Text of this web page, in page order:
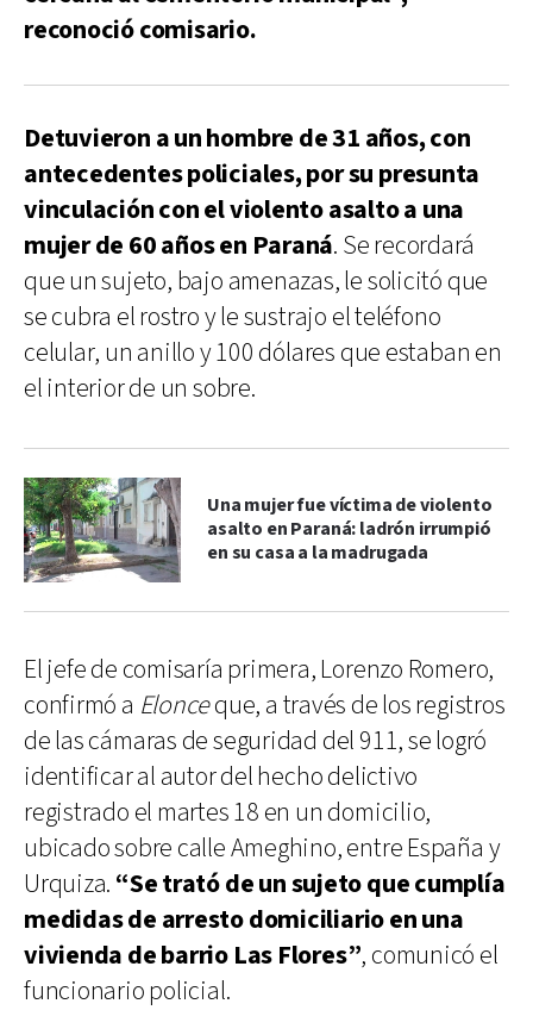
reconoció comisario.
Detuvieron a un hombre de 31 años, con
antecedentes policiales, por su presunta
vinculación con el violento asalto a una
mujer de 60 años en Paraná. Se recordará
que un sujeto, bajo amenazas, le solicitó que
se cubra el rostro y le sustrajo el teléfono
celular, un anillo y 100 dólares que estaban en
el interior de un sobre.
Una mujer fue víctima de violento
asalto en Paraná: ladrón irrumpió
en su casa a la madrugada
El jefe de comisaría primera, Lorenzo Romero,
confirmó a Elonceque, a través de los registros
de las cámaras de seguridad del 911, se logró
identificar al autor del hecho delictivo
registrado el martes 18 en un domicilio,
ubicado sobre calle Ameghino, entre España y
Urquiza. “Se trató de un sujeto que cumplía
medidas de arresto domiciliario en una
vivienda de barrio Las Flores”, comunicó el
funcionario policial.